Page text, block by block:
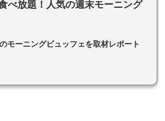
べ放題！人気の週末モーニング
モーニングビュッフェを取材レポート